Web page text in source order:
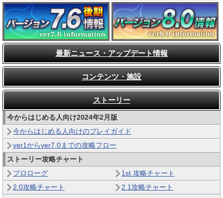
最新ニュース・アップデート情報
コンテンツ・施設
ストーリー
今からはじめる人向け2024年2月版
今からはじめる人向けのプレイガイド
ver1からver7.0までの攻略フロー
ストーリー攻略チャート
プロローグ
1st 攻略チャート
2.0攻略チャート
2.1攻略チャート